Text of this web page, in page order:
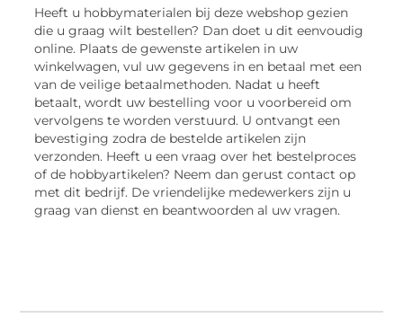
Heeft u hobbymaterialen bij deze webshop gezien
die u graag wilt bestellen? Dan doet u dit eenvoudig
online. Plaats de gewenste artikelen in uw
winkelwagen, vul uw gegevens in en betaal met een
van de veilige betaalmethoden. Nadat u heeft
betaalt, wordt uw bestelling voor u voorbereid om
vervolgens te worden verstuurd. U ontvangt een
bevestiging zodra de bestelde artikelen zijn
verzonden. Heeft u een vraag over het bestelproces
of de hobbyartikelen? Neem dan gerust contact op
met dit bedrijf. De vriendelijke medewerkers zijn u
graag van dienst en beantwoorden al uw vragen.